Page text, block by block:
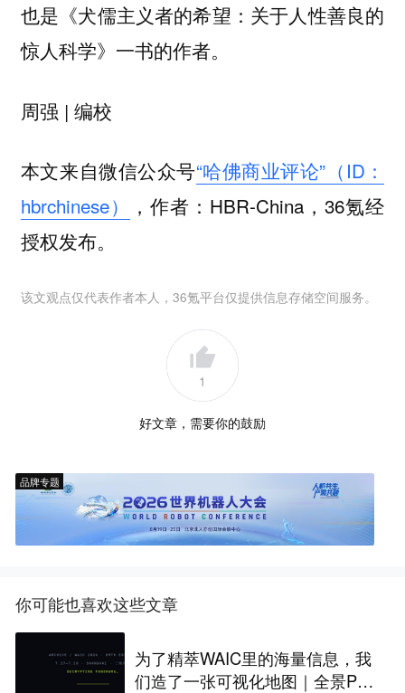
也是《犬儒主义者的希望：关于人性善良的
惊人科学》一书的作者。
周强 | 编校
本文来自微信公众号“哈佛商业评论”（ID：
hbrchinese）
，作者：HBR-China，36氪经
授权发布。
该文观点仅代表作者本人，36氪平台仅提供信息存储空间服务。
1
好文章，需要你的鼓励
品牌专题
你可能也喜欢这些文章
为了精萃WAIC里的海量信息，我
们造了一张可视化地图｜全景PA